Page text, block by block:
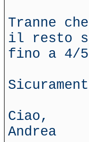
Tranne
il resto si
fino a 4/5
Ciao,
Andrea